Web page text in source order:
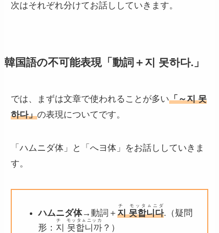
次はそれぞれ分けてお話ししていきます。
韓国語の不可能表現「動詞＋지 못하다.」
では、まずは文章で使われることが多い「～지 못
하다」の表現についてです。
「ハムニダ体」と「へヨ体」をお話ししていきま
す。
ハムニダ体→動詞＋지 못합니다
チ モッタㇺニダ
.（疑問
形： 지 못합니까
チ モッタㇺニッカ
？）